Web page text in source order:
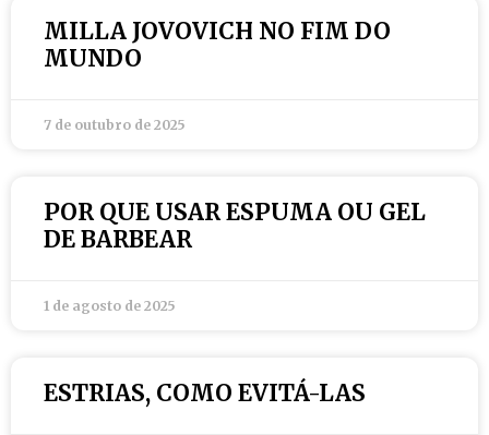
MILLA JOVOVICH NO FIM DO
MUNDO
7 de outubro de 2025
POR QUE USAR ESPUMA OU GEL
DE BARBEAR
1 de agosto de 2025
ESTRIAS, COMO EVITÁ-LAS